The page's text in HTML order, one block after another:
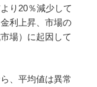
り20％減少して
利上昇、市場の
場）に起因して
、平均値は異常